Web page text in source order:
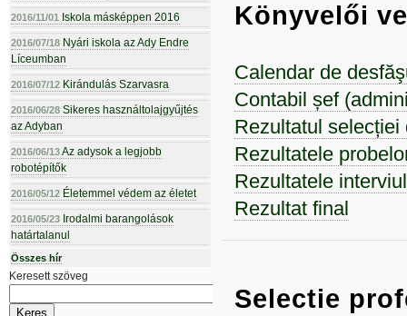
2016/11/01 Iskola másképpen 2016
2016/07/18 Nyári iskola az Ady Endre
Líceumban
2016/07/12 Kirándulás Szarvasra
2016/06/28 Sikeres használtolajgyűjtés
az Adyban
2016/06/13Az adysok a legjobb
robotépítők
2016/05/12 Életemmel védem az életet
2016/05/23 Irodalmi barangolások
határtalanul
Összes hír
Keresett szöveg
Könyvelői
Calendar de
Contabil șef
Rezultatul selecției
Rezultatele
Rezultatele
Rezultat final
Selectie